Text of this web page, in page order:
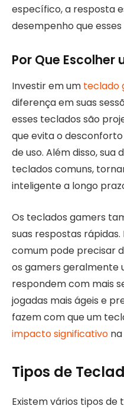
específico, a resposta
desempenho que
Por Que Escolher
Investir em um teclado
diferença em suas
esses teclados são
que evita o
de uso. Além disso, sua
teclados comuns,
inteligente a longo
Os teclados gamers
suas respostas
comum pode precisar
os gamers geralmente
respondem com mais
jogadas mais ágeis e
fazem com que um
impacto significativo
Tipos de
Existem vários tipos